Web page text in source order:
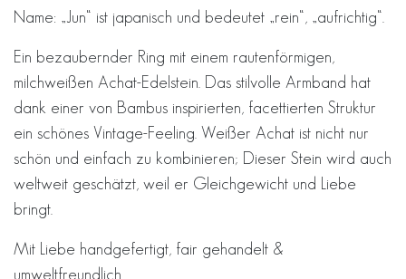
Name: „Jun“ ist japanisch und bedeutet „rein“, „aufrichtig“.
Ein bezaubernder Ring mit einem rautenförmigen,
milchweißen Achat-Edelstein. Das stilvolle Armband hat
dank einer von Bambus inspirierten, facettierten Struktur
ein schönes Vintage-Feeling. Weißer Achat ist nicht nur
schön und einfach zu kombinieren; Dieser Stein wird auch
weltweit geschätzt, weil er Gleichgewicht und Liebe
bringt.
Mit Liebe handgefertigt, fair gehandelt &
umweltfreundlich.